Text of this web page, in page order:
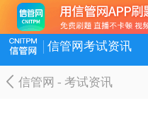
信管网考试资讯
信管网-考试资讯